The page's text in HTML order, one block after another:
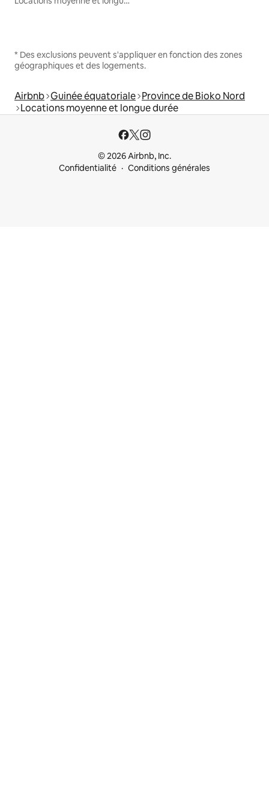
* Des exclusions peuvent s'appliquer en fonction des zones
géographiques et des logements.
Airbnb Guinée équatoriale Province de Bioko Nord
Locations moyenne et longue durée
© 2026 Airbnb, Inc.
Confidentialité
Conditions générales